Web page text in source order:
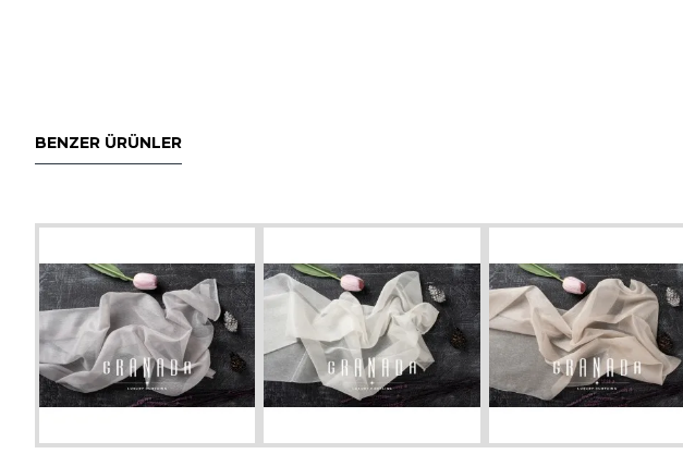
BENZER ÜRÜNLER